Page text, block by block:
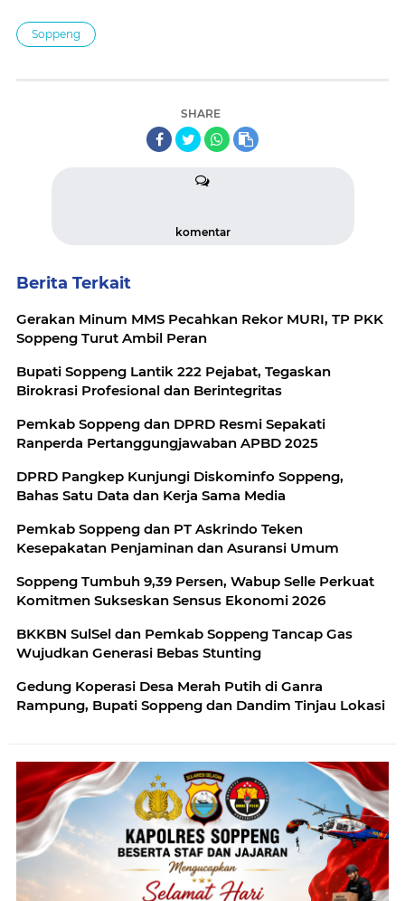
Soppeng
SHARE
komentar
Berita Terkait
Gerakan Minum MMS Pecahkan Rekor MURI, TP PKK
Soppeng Turut Ambil Peran
Bupati Soppeng Lantik 222 Pejabat, Tegaskan
Birokrasi Profesional dan Berintegritas
Pemkab Soppeng dan DPRD Resmi Sepakati
Ranperda Pertanggungjawaban APBD 2025
DPRD Pangkep Kunjungi Diskominfo Soppeng,
Bahas Satu Data dan Kerja Sama Media
Pemkab Soppeng dan PT Askrindo Teken
Kesepakatan Penjaminan dan Asuransi Umum
Soppeng Tumbuh 9,39 Persen, Wabup Selle Perkuat
Komitmen Sukseskan Sensus Ekonomi 2026
BKKBN SulSel dan Pemkab Soppeng Tancap Gas
Wujudkan Generasi Bebas Stunting
Gedung Koperasi Desa Merah Putih di Ganra
Rampung, Bupati Soppeng dan Dandim Tinjau Lokasi